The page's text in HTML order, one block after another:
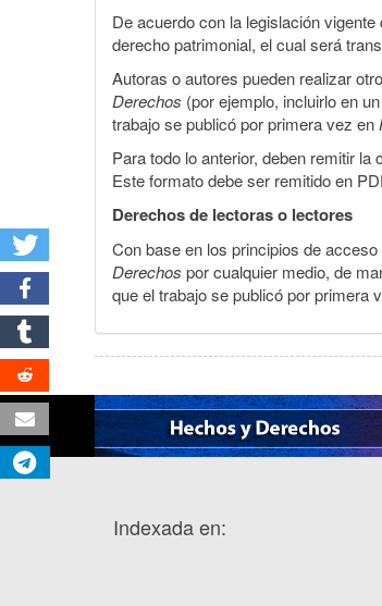
De acuerdo con la legislación
derecho patrimonial, el cual será
Autoras o autores pueden realizar
Derechos (por ejemplo, incluirlo en
trabajo se publicó por primera vez en
Para todo lo anterior, deben remitir
Este formato debe ser remitido en
Derechos de lectoras o lectores
Con base en los principios de
Derechos por cualquier medio, de
que el trabajo se publicó por primera
Indexada en: